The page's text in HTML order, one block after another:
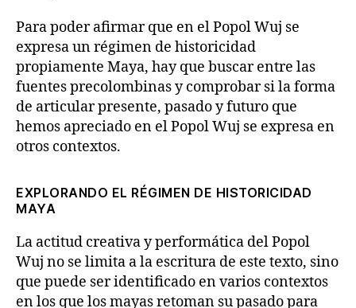
Para poder afirmar que en el Popol Wuj se
expresa un régimen de historicidad
propiamente Maya, hay que buscar entre las
fuentes precolombinas y comprobar si la forma
de articular presente, pasado y futuro que
hemos apreciado en el Popol Wuj se expresa en
otros contextos.
EXPLORANDO EL RÉGIMEN DE HISTORICIDAD
MAYA
La actitud creativa y performática del Popol
Wuj no se limita a la escritura de este texto, sino
que puede ser identificado en varios contextos
en los que los mayas retoman su pasado para